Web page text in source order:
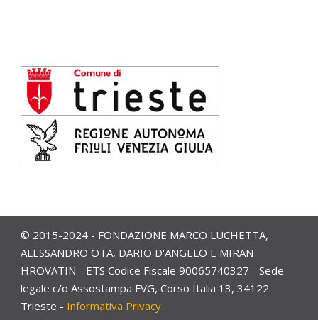
© 2015-2024 - FONDAZIONE MARCO LUCHETTA,
ALESSANDRO OTA, DARIO D'ANGELO E MIRAN
HROVATIN - ETS Codice Fiscale 90065740327 - Sede
legale c/o Assostampa FVG, Corso Italia 13, 34122
Trieste - Informativa Privacy